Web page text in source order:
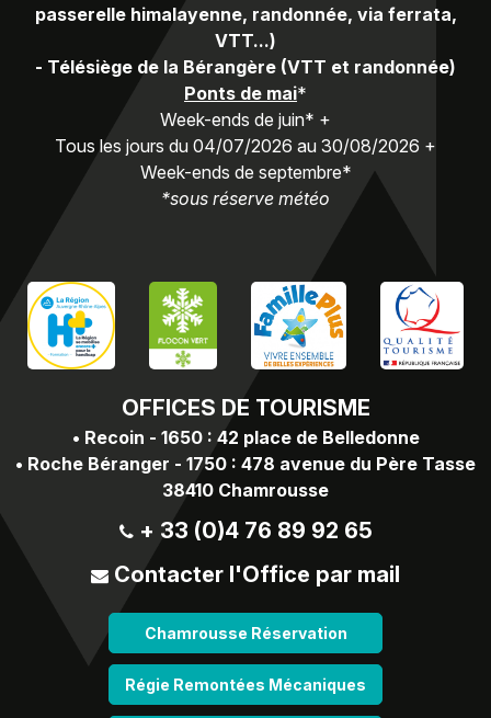
OFFICES DE TOURISME
• Recoin - 1650 : 42 place de Belledonne
• Roche Béranger - 1750 : 478 avenue du Père Tasse
38410 Chamrousse
+ 33 (0)4 76 89 92 65
Contacter l'Office par mail
Chamrousse Réservation
Régie Remontées Mécaniques
passerelle himalayenne, randonnée, via ferrata,
VTT...)
- Télésiège de la Bérangère (VTT et randonnée)
Ponts de mai*
Week-ends de juin* +
Tous les jours du 04/07/2026 au 30/08/2026 +
Week-ends de septembre*
*sous réserve météo